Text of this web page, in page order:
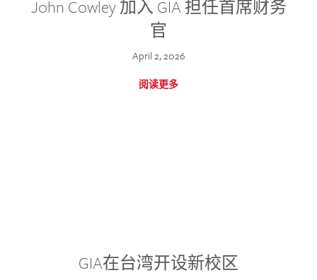
John Cowley 加入 GIA 担任首席财务
官
April 2, 2026
阅读更多
GIA在台湾开设新校区